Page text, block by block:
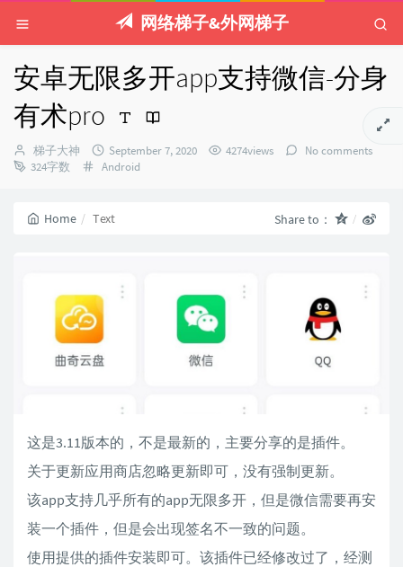
网络梯子&外网梯子
安卓无限多开app支持微信-分身
有术pro
Author：
梯子大神
发
布
September 7, 2020 4274views
No comments
324字数
Categories：
Android
Home Text Share to：
这是3.11版本的，不是最新的，主要分享的是插件。
关于更新应用商店忽略更新即可，没有强制更新。
该app支持几乎所有的app无限多开，但是微信需要再安
装一个插件，但是会出现签名不一致的问题。
使用提供的插件安装即可。该插件已经修改过了，经测